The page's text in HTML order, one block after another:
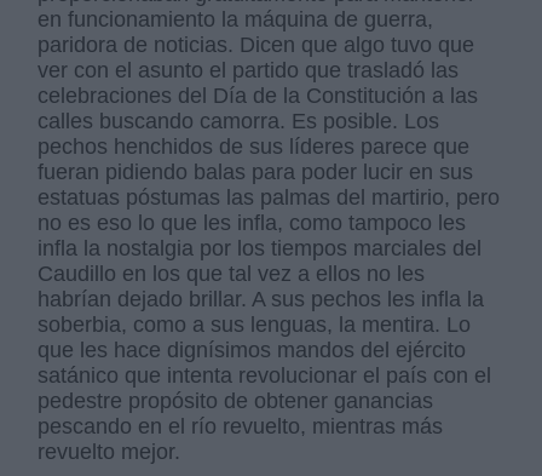
en funcionamiento la máquina de guerra,
paridora de noticias. Dicen que algo tuvo que
ver con el asunto el partido que trasladó las
celebraciones del Día de la Constitución a las
calles buscando camorra. Es posible. Los
pechos henchidos de sus líderes parece que
fueran pidiendo balas para poder lucir en sus
estatuas póstumas las palmas del martirio, pero
no es eso lo que les infla, como tampoco les
infla la nostalgia por los tiempos marciales del
Caudillo en los que tal vez a ellos no les
habrían dejado brillar. A sus pechos les infla la
soberbia, como a sus lenguas, la mentira. Lo
que les hace dignísimos mandos del ejército
satánico que intenta revolucionar el país con el
pedestre propósito de obtener ganancias
pescando en el río revuelto, mientras más
revuelto mejor.